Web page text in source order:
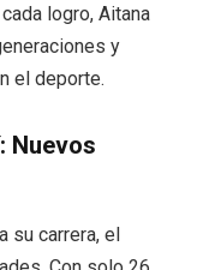
logro, Aitana
y
el deporte.
Nuevos
su carrera, el